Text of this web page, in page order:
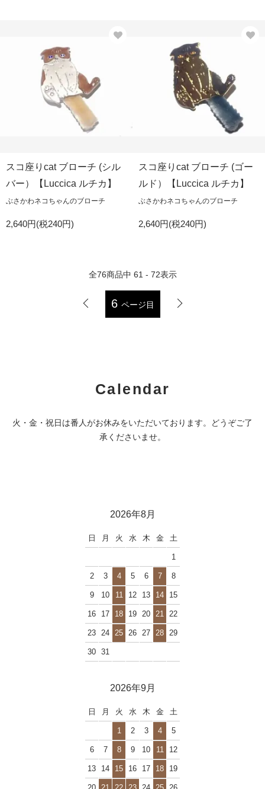
スコ座りcat ブローチ (シル
バー）【Luccica ルチカ】
ぶさかわネコちゃんのブローチ
2,640円(税240円)
スコ座りcat ブローチ (ゴー
ルド）【Luccica ルチカ】
ぶさかわネコちゃんのブローチ
2,640円(税240円)
全76商品中 61 - 72表示
6 ページ目
Calendar
火・金・祝日は番人がお休みをいただいております。どうぞご了
承くださいませ。
2026年8月
日 月 火 水 木 金 土
1
2 3 4 5 6 7 8
9 10 11 12 13 14 15
16 17 18 19 20 21 22
23 24 25 26 27 28 29
30 31
2026年9月
日 月 火 水 木 金 土
1 2 3 4 5
6 7 8 9 10 11 12
13 14 15 16 17 18 19